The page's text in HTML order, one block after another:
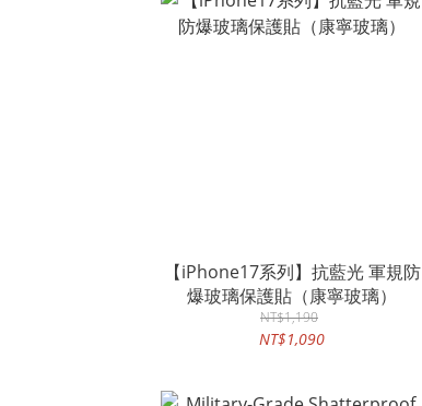
【iPhone17系列】抗藍光 軍規防
爆玻璃保護貼（康寧玻璃）
NT$1,190
NT$1,090